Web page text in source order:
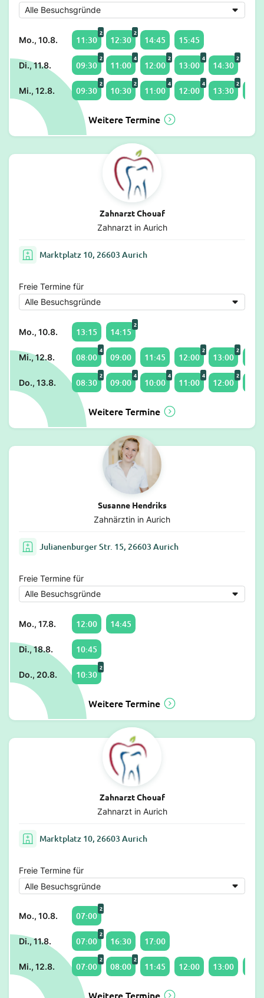
Mo., 10.8. 11:30
2
12:30
2
14:45 15:45
Di., 11.8. 09:30
2
11:00
4
12:00
2
13:00
4
14:30
2
Mi., 12.8. 09:30
2
10:30
2
11:00
4
12:00
4
13:30
2
Weitere Termine
Zahnarzt Chouaf
Zahnarzt in Aurich
Marktplatz 10, 26603 Aurich
Freie Termine für
Mo., 10.8. 13:15 14:15
2
Mi., 12.8. 08:00
4
09:00 11:45 12:00
2
13:00
2
Do., 13.8. 08:30
2
09:00
4
10:00
4
11:00
4
12:00
2
Weitere Termine
Susanne Hendriks
Zahnärztin in Aurich
Julianenburger Str. 15, 26603 Aurich
Freie Termine für
Mo., 17.8. 12:00 14:45
Di., 18.8. 10:45
Do., 20.8. 10:30
2
Weitere Termine
Zahnarzt Chouaf
Zahnarzt in Aurich
Marktplatz 10, 26603 Aurich
Freie Termine für
Mo., 10.8. 07:00
2
Di., 11.8. 07:00
2
16:30 17:00
Mi., 12.8. 07:00
2
08:00
2
11:45 12:00 13:00
Weitere Termine